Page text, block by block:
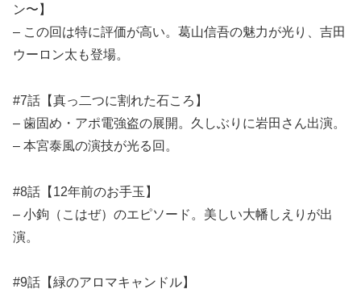
ン〜】
– この回は特に評価が高い。葛山信吾の魅力が光り、吉田
ウーロン太も登場。
#7話【真っ二つに割れた石ころ】
– 歯固め・アポ電強盗の展開。久しぶりに岩田さん出演。
– 本宮泰風の演技が光る回。
#8話【12年前のお手玉】
– 小鉤（こはぜ）のエピソード。美しい大幡しえりが出
演。
#9話【緑のアロマキャンドル】